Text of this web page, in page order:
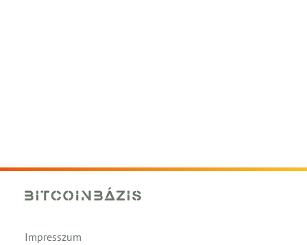
Impresszum